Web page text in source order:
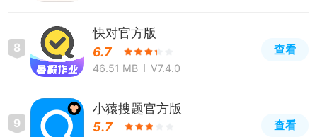
8
快对官方版
6.7
46.51 MB V7.4.0
查看
9
小猿搜题官方版
5.7
查看